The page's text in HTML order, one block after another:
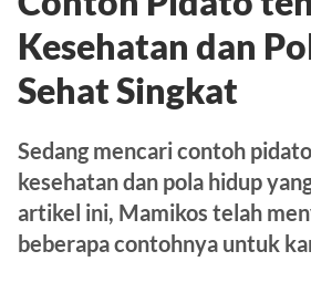
Kesehatan dan
Sehat Singkat
Sedang mencari contoh
kesehatan dan pola hidup
artikel ini, Mamikos telah
beberapa contohnya untuk